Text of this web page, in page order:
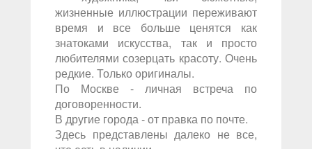
жизненные иллюстрации переживают
время и все больше ценятся как
знатоками искусства, так и просто
любителями созерцать красоту. Очень
редкие. Только оригиналы.
По Москве - личная встреча по
договоренности.
В другие города - от правка по почте.
Здесь представлены далеко не все,